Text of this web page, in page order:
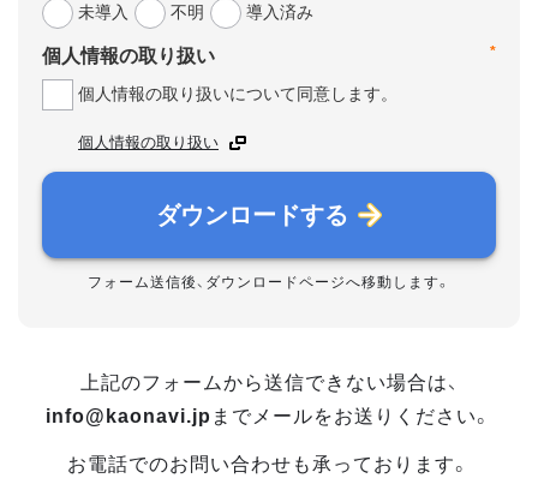
未導入
不明 導入済み
*
個人情報の取り扱い
個人情報の取り扱いについて同意します。
個人情報の取り扱い
ダウンロードする
フォーム送信後、ダウンロードページへ移動します。
上記のフォームから送信できない場合は、
info@kaonavi.jp までメールをお送りください。
お電話でのお問い合わせも承っております。